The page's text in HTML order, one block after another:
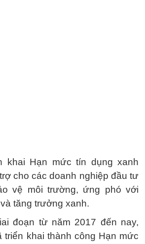
khai Hạn mức tín dụng xanh
cho các doanh nghiệp đầu tư
vệ môi trường, ứng phó với
tăng trưởng xanh.
đoạn từ năm 2017 đến nay,
triển khai thành công Hạn mức